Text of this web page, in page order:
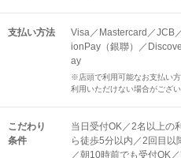
支払い方法
Visa／Mastercard／JCB
ionPay（銀聯）／
ay
※店頭で利用可能なお支払い
利用いただけない場合がござい
こだわり
条件
当日受付OK／2名以上の
ら徒歩5分以内／2回目以
／朝10時前でも受付OK